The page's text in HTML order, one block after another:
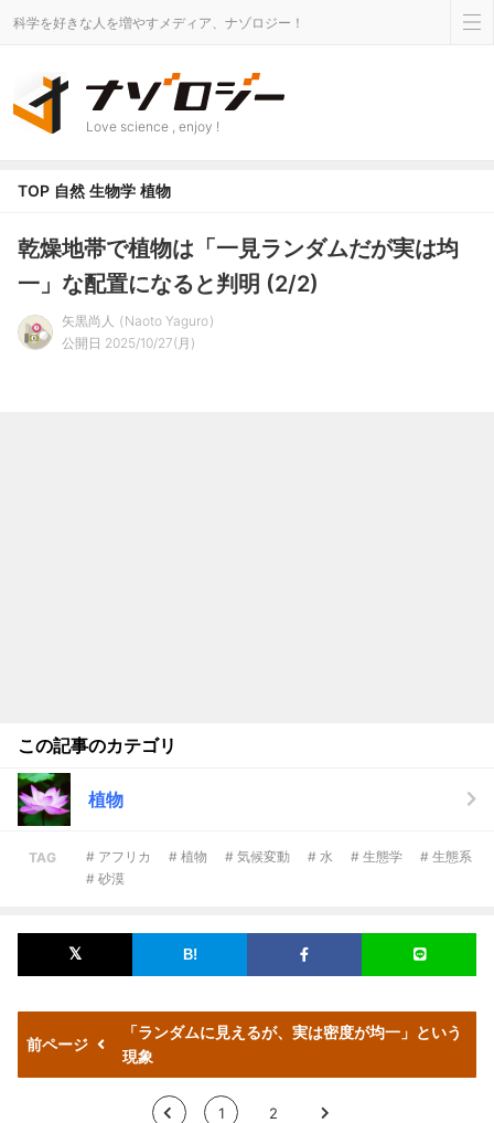
科学を好きな人を増やすメディア、ナゾロジー！
Love science , enjoy !
TOP 自然 生物学 植物
乾燥地帯で植物は「一見ランダムだが実は均
一」な配置になると判明 (2/2)
矢黒尚人
Naoto Yaguro
公開日 2025/10/27(月)
この記事のカテゴリ
植物
TAG # アフリカ # 植物 # 気候変動 # 水 # 生態学
# 生態系
# 砂漠
前ページ
「ランダムに見えるが、実は密度が均一」という
現象
< 1 2 >